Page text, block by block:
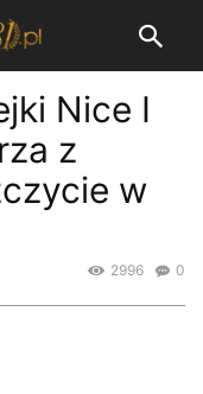
Nice I
z
w
0
2996